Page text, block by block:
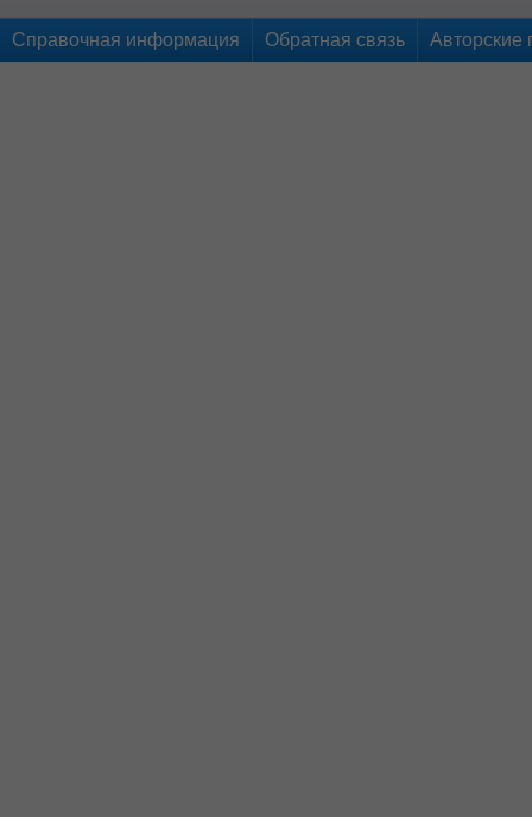
Справочная информация Обратная связь Авторские